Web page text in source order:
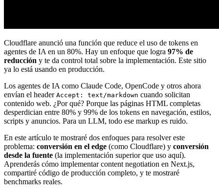
Cloudflare anunció una función que reduce el uso de tokens en
agentes de IA en un 80%. Hay un enfoque que logra 97% de
reducción y te da control total sobre la implementación. Este sitio
ya lo está usando en producción.
Los agentes de IA como Claude Code, OpenCode y otros ahora
envían el header Accept: text/markdown cuando solicitan
contenido web. ¿Por qué? Porque las páginas HTML completas
desperdician entre 80% y 99% de los tokens en navegación, estilos,
scripts y anuncios. Para un LLM, todo ese markup es ruido.
En este artículo te mostraré dos enfoques para resolver este
problema: conversión en el edge (como Cloudflare) y conversión
desde la fuente (la implementación superior que uso aquí).
Aprenderás cómo implementar content negotiation en Next.js,
compartiré código de producción completo, y te mostraré
benchmarks reales.